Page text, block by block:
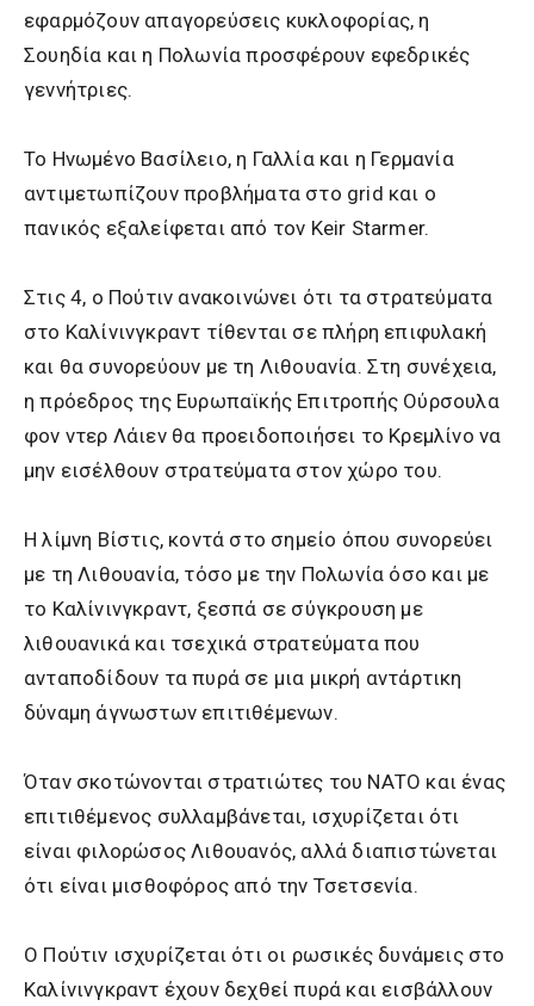
εφαρμόζουν απαγορεύσεις κυκλοφορίας, η
Σουηδία και η Πολωνία προσφέρουν εφεδρικές
γεννήτριες.
Το Ηνωμένο Βασίλειο, η Γαλλία και η Γερμανία
αντιμετωπίζουν προβλήματα στο grid και ο
πανικός εξαλείφεται από τον Keir Starmer.
Στις 4, ο Πούτιν ανακοινώνει ότι τα στρατεύματα
στο Καλίνινγκραντ τίθενται σε πλήρη επιφυλακή
και θα συνορεύουν με τη Λιθουανία. Στη συνέχεια,
η πρόεδρος της Ευρωπαϊκής Επιτροπής Ούρσουλα
φον ντερ Λάιεν θα προειδοποιήσει το Κρεμλίνο να
μην εισέλθουν στρατεύματα στον χώρο του.
Η λίμνη Βίστις, κοντά στο σημείο όπου συνορεύει
με τη Λιθουανία, τόσο με την Πολωνία όσο και με
το Καλίνινγκραντ, ξεσπά σε σύγκρουση με
λιθουανικά και τσεχικά στρατεύματα που
ανταποδίδουν τα πυρά σε μια μικρή αντάρτικη
δύναμη άγνωστων επιτιθέμενων.
Όταν σκοτώνονται στρατιώτες του ΝΑΤΟ και ένας
επιτιθέμενος συλλαμβάνεται, ισχυρίζεται ότι
είναι φιλορώσος Λιθουανός, αλλά διαπιστώνεται
ότι είναι μισθοφόρος από την Τσετσενία.
Ο Πούτιν ισχυρίζεται ότι οι ρωσικές δυνάμεις στο
Καλίνινγκραντ έχουν δεχθεί πυρά και εισβάλλουν